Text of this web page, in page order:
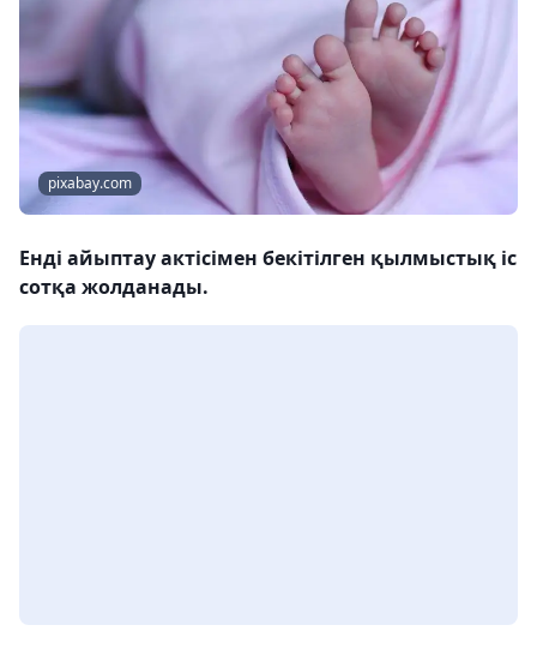
pixabay.com
Енді айыптау актісімен бекітілген қылмыстық іс
сотқа жолданады.